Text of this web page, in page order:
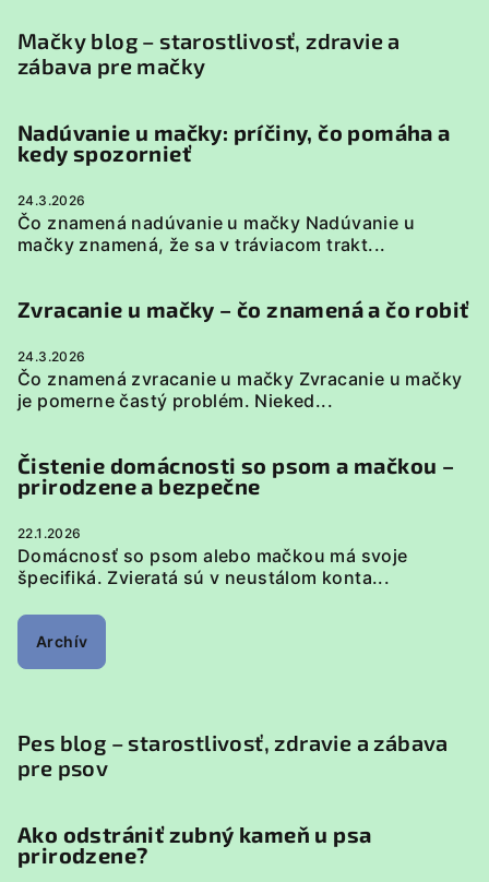
Mačky blog – starostlivosť, zdravie a
zábava pre mačky
Nadúvanie u mačky: príčiny, čo pomáha a
kedy spozornieť
24.3.2026
Čo znamená nadúvanie u mačky Nadúvanie u
mačky znamená, že sa v tráviacom trakt...
Zvracanie u mačky – čo znamená a čo robiť
24.3.2026
Čo znamená zvracanie u mačky Zvracanie u mačky
je pomerne častý problém. Nieked...
Čistenie domácnosti so psom a mačkou –
prirodzene a bezpečne
22.1.2026
Domácnosť so psom alebo mačkou má svoje
špecifiká. Zvieratá sú v neustálom konta...
Archív
Pes blog – starostlivosť, zdravie a zábava
pre psov
Ako odstrániť zubný kameň u psa
prirodzene?